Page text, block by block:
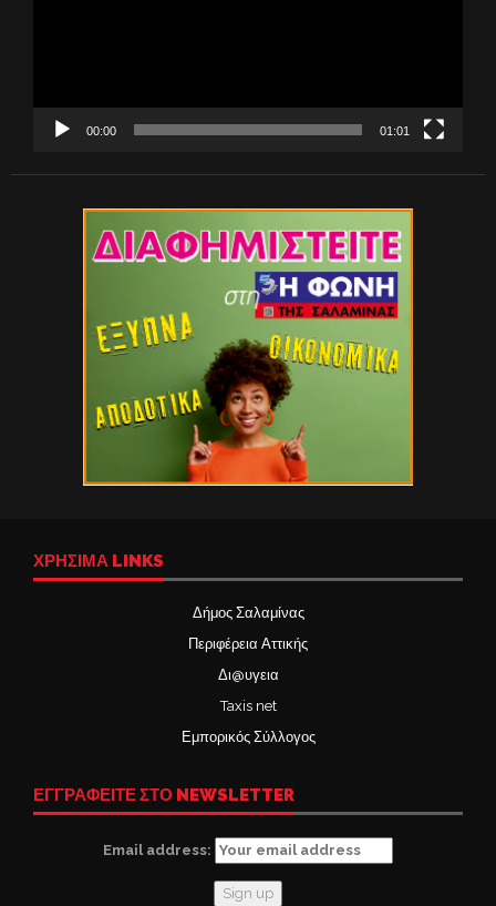
00:00 01:01
ΧΡΉΣΙΜΑ LINKS
Δήμος Σαλαμίνας
Περιφέρεια Αττικής
Δι@υγεια
Taxis net
Εμπορικός Σύλλογος
ΕΓΓΡΑΦΕΙΤΕ ΣΤΟ NEWSLETTER
Email address: